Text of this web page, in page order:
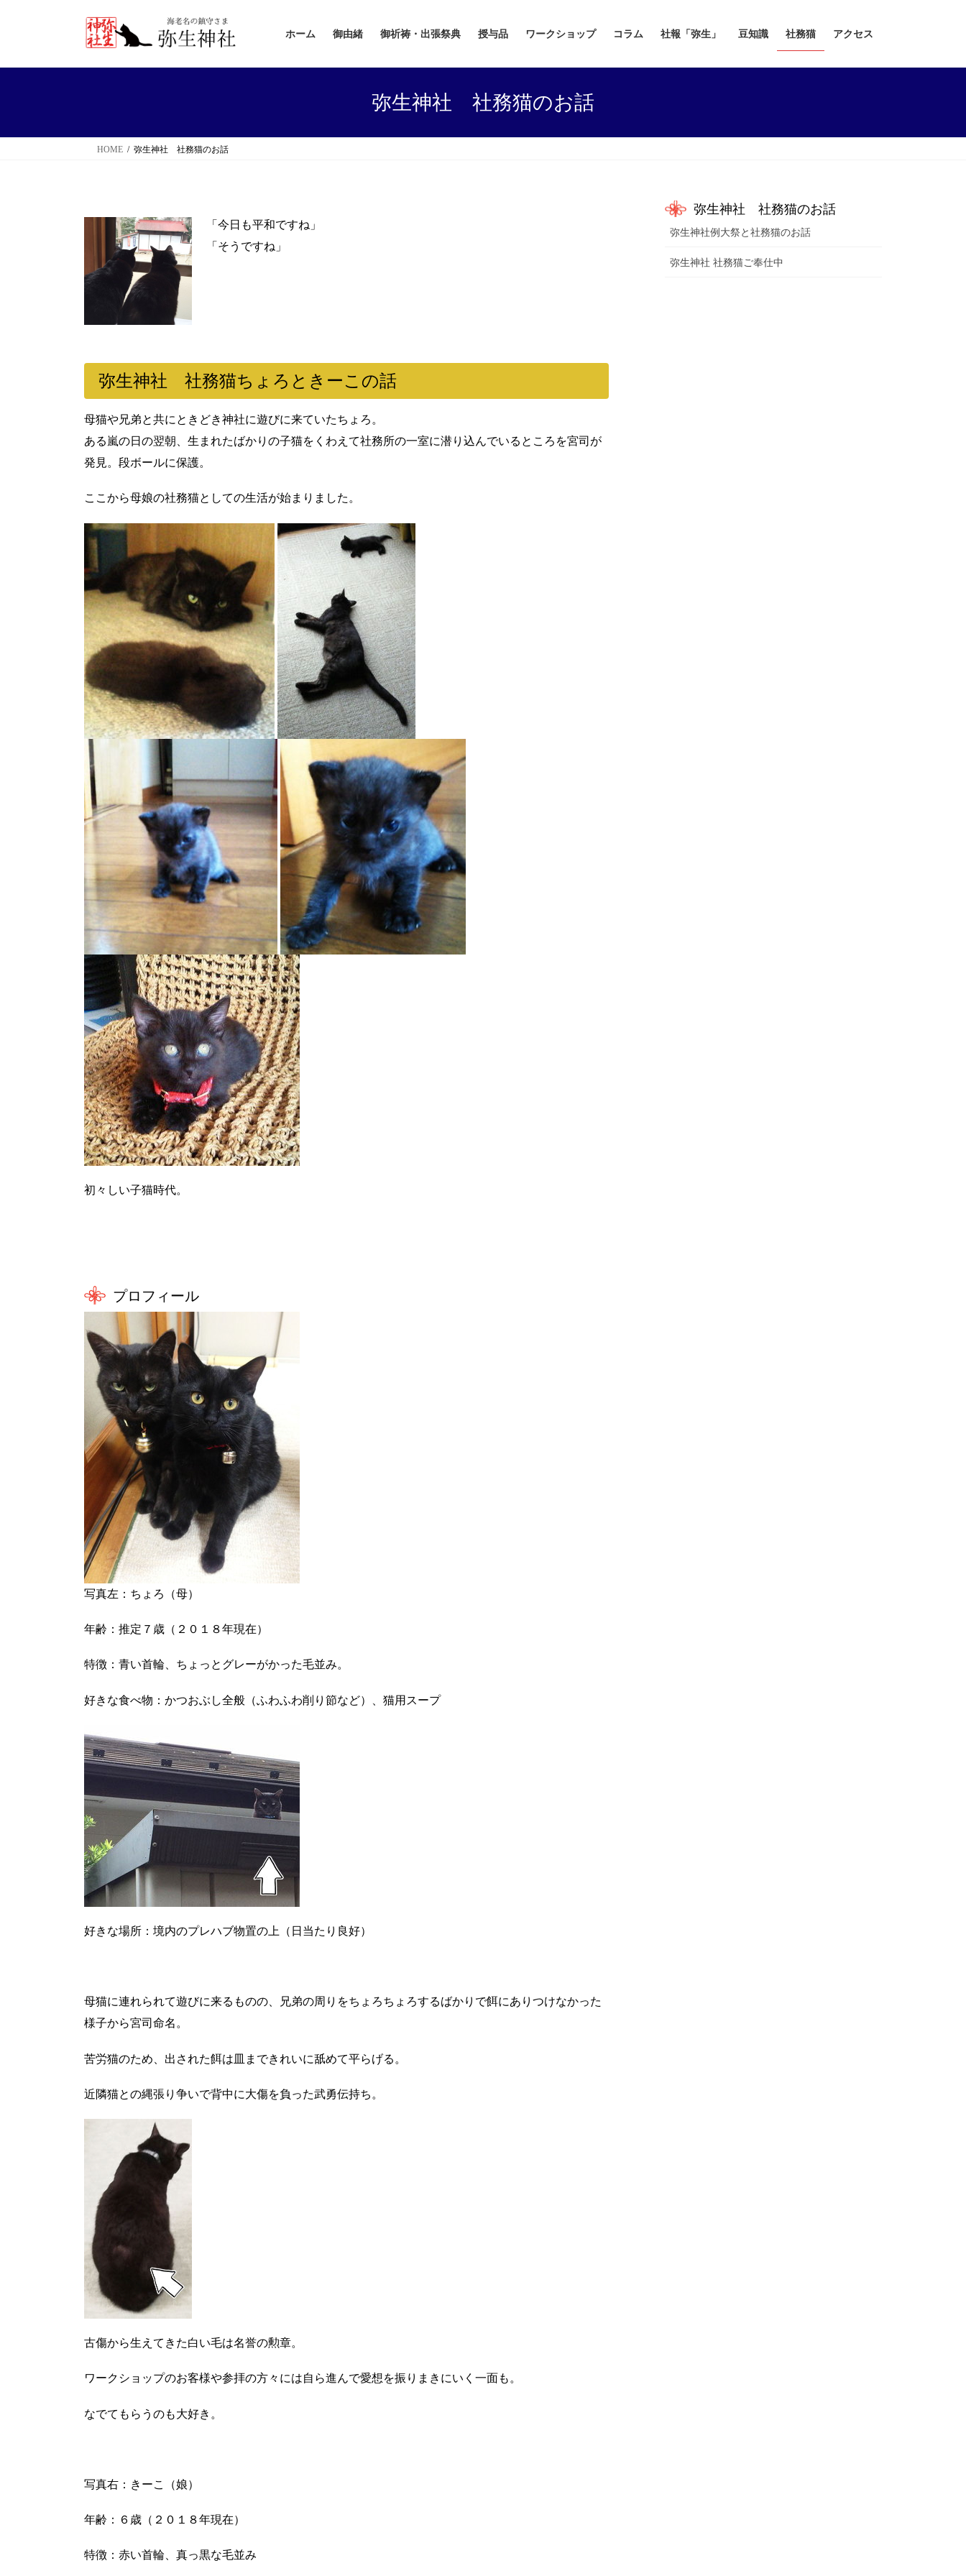
ス
ン
ホーム 御由緒 御祈祷・出張祭典 授与品 ワークショップ コラム 社報「弥生」 豆知識 社務猫 アクセス
弥生神社 社務猫のお話
HOME 弥生神社 社務猫のお話
「今日も平和ですね」
「そうですね」
弥生神社 社務猫ちょろときーこの話
母猫や兄弟と共にときどき神社に遊びに来ていたちょろ。
ある嵐の日の翌朝、生まれたばかりの子猫をくわえて社務所の一室に潜り込んでいるところを宮司が
発見。段ボールに保護。
ここから母娘の社務猫としての生活が始まりました。
初々しい子猫時代。
プロフィール
写真左：ちょろ（母）
年齢：推定７歳（２０１８年現在）
特徴：青い首輪、ちょっとグレーがかった毛並み。
好きな食べ物：かつおぶし全般（ふわふわ削り節など）、猫用スープ
好きな場所：境内のプレハブ物置の上（日当たり良好）
母猫に連れられて遊びに来るものの、兄弟の周りをちょろちょろするばかりで餌にありつけなかった
様子から宮司命名。
苦労猫のため、出された餌は皿まできれいに舐めて平らげる。
近隣猫との縄張り争いで背中に大傷を負った武勇伝持ち。
古傷から生えてきた白い毛は名誉の勲章。
ワークショップのお客様や参拝の方々には自ら進んで愛想を振りまきにいく一面も。
なでてもらうのも大好き。
写真右：きーこ（娘）
年齢：６歳（２０１８年現在）
特徴：赤い首輪、真っ黒な毛並み
弥生神社 社務猫のお話
弥生神社例大祭と社務猫のお話
弥生神社 社務猫ご奉仕中